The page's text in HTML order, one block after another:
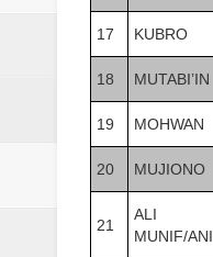
17 KUBRO
18 MUTABI’IN
19 MOHWAN
20 MUJIONO
21
ALI
MUNIF/ANI